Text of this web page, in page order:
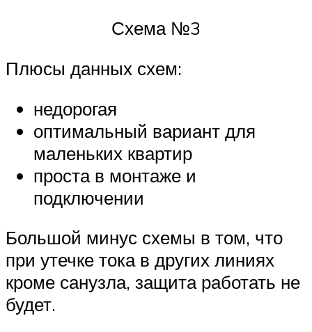
Схема №3
Плюсы данных схем:
недорогая
оптимальный вариант для
маленьких квартир
проста в монтаже и
подключении
Большой минус схемы в том, что
при утечке тока в других линиях
кроме санузла, защита работать не
будет.